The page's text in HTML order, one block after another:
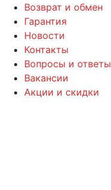
Возврат и обмен
Гарантия
Новости
Контакты
Вопросы и ответы
Вакансии
Акции и скидки